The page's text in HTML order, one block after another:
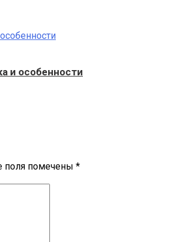
и особенности
поля помечены *